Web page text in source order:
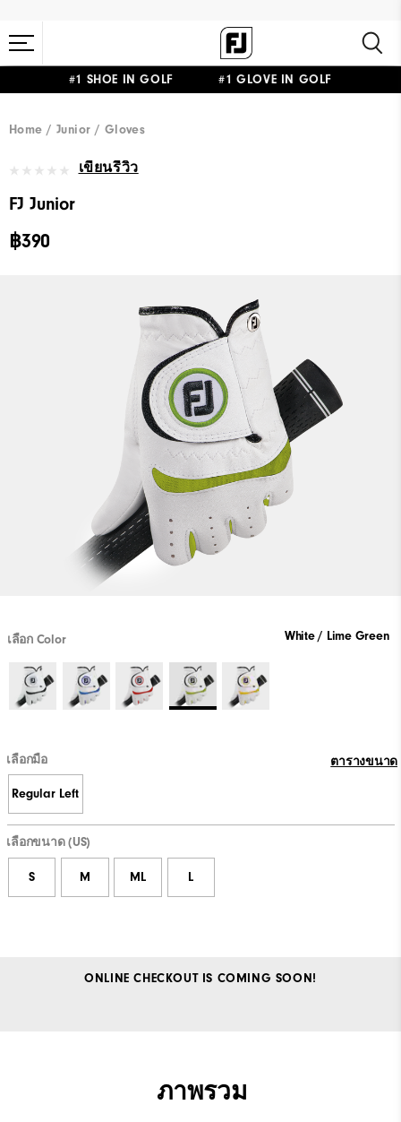
#1 SHOE IN GOLF #1 GLOVE IN GOLF
Home Junior Gloves
เขียนรีวิว
FJ Junior
฿390
เลือก Color White / Lime Green
เลือกมือ ตารางขนาด
Regular Left
เลือกขนาด (US)
S M ML L
ONLINE CHECKOUT IS COMING SOON!
ภาพรวม